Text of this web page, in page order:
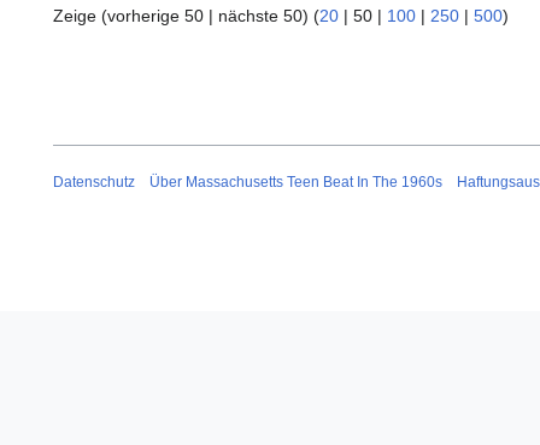
Zeige (vorherige 50 | nächste 50) (20 | 50 | 100 | 250 | 500)
Datenschutz Über Massachusetts Teen Beat In The 1960s